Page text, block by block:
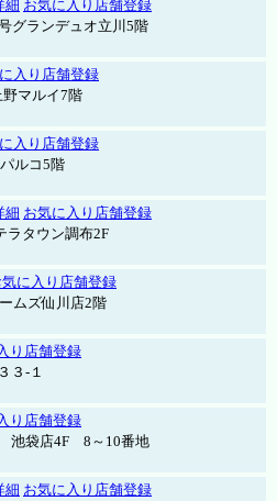
細 お気に入り店舗登録
グランデュオ立川5階
入り店舗登録
マルイ7階
入り店舗登録
ルコ5階
細 お気に入り店舗登録
タウン調布2F
気に入り店舗登録
ムズ仙川店2階
り店舗登録
３-１
り店舗登録
池袋店4F 8～10番地
細 お気に入り店舗登録